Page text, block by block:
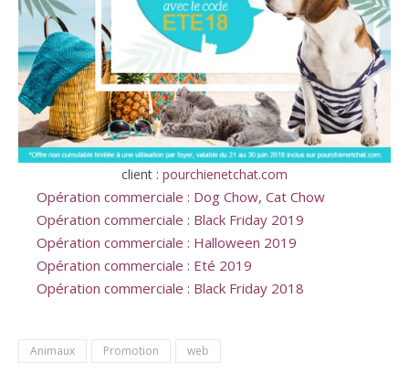
client : pourchienetchat.com
Opération commerciale : Dog Chow, Cat Chow
Opération commerciale : Black Friday 2019
Opération commerciale : Halloween 2019
Opération commerciale : Eté 2019
Opération commerciale : Black Friday 2018
Animaux Promotion web